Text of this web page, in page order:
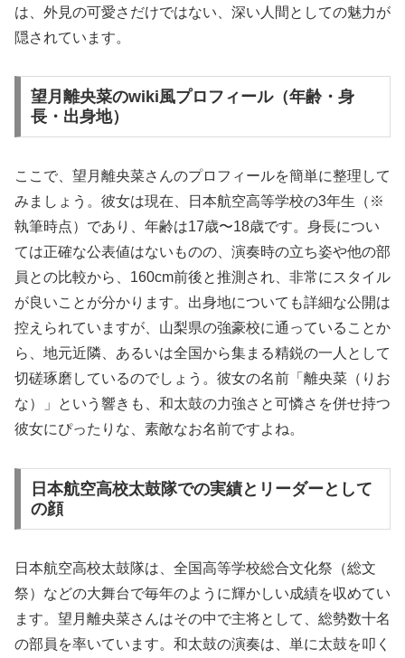
は、外見の可愛さだけではない、深い人間としての魅力が
隠されています。
望月離央菜のwiki風プロフィール（年齢・身
長・出身地）
ここで、望月離央菜さんのプロフィールを簡単に整理して
みましょう。彼女は現在、日本航空高等学校の3年生（※
執筆時点）であり、年齢は17歳〜18歳です。身長につい
ては正確な公表値はないものの、演奏時の立ち姿や他の部
員との比較から、160cm前後と推測され、非常にスタイル
が良いことが分かります。出身地についても詳細な公開は
控えられていますが、山梨県の強豪校に通っていることか
ら、地元近隣、あるいは全国から集まる精鋭の一人として
切磋琢磨しているのでしょう。彼女の名前「離央菜（りお
な）」という響きも、和太鼓の力強さと可憐さを併せ持つ
彼女にぴったりな、素敵なお名前ですよね。
日本航空高校太鼓隊での実績とリーダーとして
の顔
日本航空高校太鼓隊は、全国高等学校総合文化祭（総文
祭）などの大舞台で毎年のように輝かしい成績を収めてい
ます。望月離央菜さんはその中で主将として、総勢数十名
の部員を率いています。和太鼓の演奏は、単に太鼓を叩く